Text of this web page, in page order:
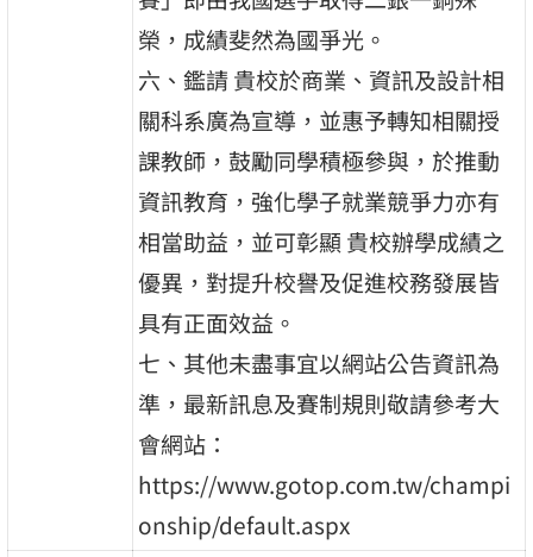
榮，成績斐然為國爭光。
六、鑑請 貴校於商業、資訊及設計相
關科系廣為宣導，並惠予轉知相關授
課教師，鼓勵同學積極參與，於推動
資訊教育，強化學子就業競爭力亦有
相當助益，並可彰顯 貴校辦學成績之
優異，對提升校譽及促進校務發展皆
具有正面效益。
七、其他未盡事宜以網站公告資訊為
準，最新訊息及賽制規則敬請參考大
會網站：
https://www.gotop.com.tw/champi
onship/default.aspx